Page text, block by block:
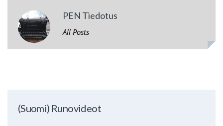
PEN Tiedotus
All Posts
(Suomi) Runovideot